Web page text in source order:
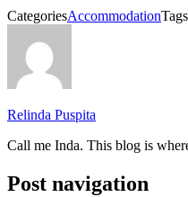
CategoriesAccommodationTags
Relinda Puspita
Call me Inda. This blog is
Post navigation